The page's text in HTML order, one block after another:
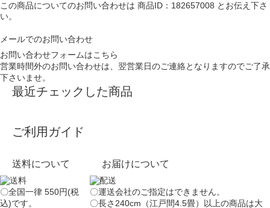
この商品についてのお問い合わせは 商品ID：182657008 とお伝え下さ
い。
メールでのお問い合わせ
お問い合わせフォームはこちら
営業時間外のお問い合わせは、翌営業日のご連絡となりますのでご了承
下さいませ。
最近チェックした商品
ご利用ガイド
送料について
〇全国一律 550円(税
込)です。
お届けについて
〇運送会社のご指定はできません。
〇長さ240cm（江戸間4.5畳）以上の商品は大